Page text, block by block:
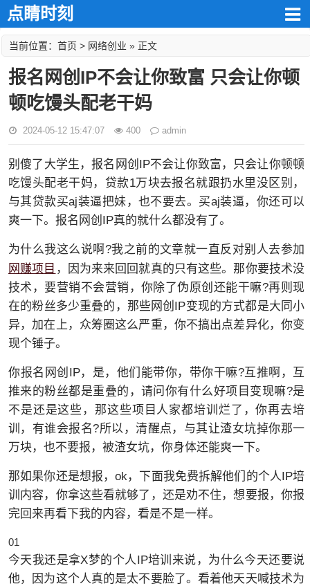
点睛时刻
当前位置： 首页 > 网络创业 » 正文
报名网创IP不会让你致富 只会让你顿
顿吃馒头配老干妈
2024-05-12 15:47:07 400 admin
别傻了大学生，报名网创IP不会让你致富，只会让你顿顿
吃馒头配老干妈，贷款1万块去报名就跟扔水里没区别，
与其贷款买aj装逼把妹，也不要去。买aj装逼，你还可以
爽一下。报名网创IP真的就什么都没有了。
为什么我这么说啊?我之前的文章就一直反对别人去参加
网赚项目 ，因为来来回回就真的只有这些。那你要技术没
技术，要营销不会营销，你除了伪原创还能干嘛?再则现
在的粉丝多少重叠的，那些网创IP变现的方式都是大同小
异，加在上，众筹圈这么严重，你不搞出点差异化，你变
现个锤子。
你报名网创IP，是，他们能带你，带你干嘛?互推啊，互
推来的粉丝都是重叠的，请问你有什么好项目变现嘛?是
不是还是这些，那这些项目人家都培训烂了，你再去培
训，有谁会报名?所以，清醒点，与其让渣女坑掉你那一
万块，也不要报，被渣女坑，你身体还能爽一下。
那如果你还是想报，ok，下面我免费拆解他们的个人IP培
训内容，你拿这些看就够了，还是劝不住，想要报，你报
完回来再看下我的内容，看是不是一样。
01
今天我还是拿X梦的个人IP培训来说，为什么今天还要说
他，因为这个人真的是太不要脸了。看着他天天喊技术为